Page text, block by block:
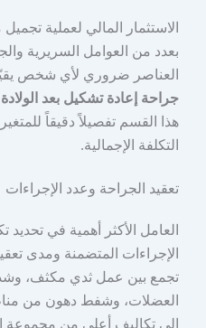
الاستثمار المالي لعملية تجميل
بعدد من العوامل السريرية
العناصر ضروري لأي شخص
جراحة إعادة تشكيل بعد الولادة
هذا القسم تفصيلاً دقيقاً
التكلفة الإجمالية.
تعقيد الجراحة وعدد الإجراءات
العامل الأكثر أهمية في تحديد
الإجراءات المتضمنة ومدى
تجمع بين عمل ثدي مكثف،
العضلات، وشفط دهون من